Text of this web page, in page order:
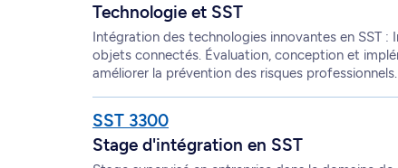
Technologie et SST
Intégration des technologies innovantes en SST
objets connectés. Évaluation, conception et
améliorer la prévention des risques professionnels.
SST 3300
Stage d'intégration en SST